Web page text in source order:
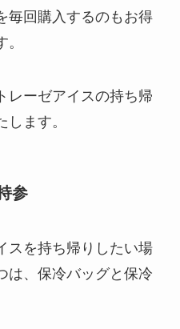
毎回購入するのもお得
レーゼアイスの持ち帰
ます。
参
スを持ち帰りしたい場
は、保冷バッグと保冷